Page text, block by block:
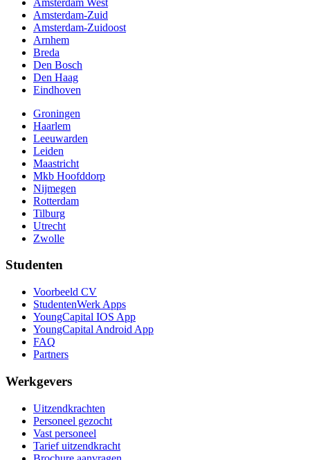
Amsterdam-Zuid
Amsterdam-Zuidoost
Arnhem
Breda
Den Bosch
Den Haag
Eindhoven
Groningen
Haarlem
Leeuwarden
Leiden
Maastricht
Mkb Hoofddorp
Nijmegen
Rotterdam
Tilburg
Utrecht
Zwolle
Studenten
Voorbeeld CV
StudentenWerk Apps
YoungCapital IOS App
YoungCapital Android App
FAQ
Partners
Werkgevers
Uitzendkrachten
Personeel gezocht
Vast personeel
Tarief uitzendkracht